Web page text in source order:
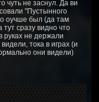
чуть не заснул. Да ви
"Пустынного
оучше был (да там
сразу видно что
руках не держали
тока в играх (и
они видели)